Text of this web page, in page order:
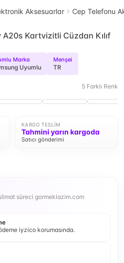
Aksesuarlar Cep Telefonu
Kartvizitli Cüzdan Kılıf
Marka
Uyumlu
Menşei
TR
5 Farklı Renk
KARGO TESLIM
Tahmini yarın kargoda
Satıcı gönderimi
süreci gormeklazim.com
iyzico korumasında.